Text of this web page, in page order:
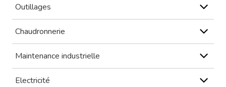
Outillages
Chaudronnerie
Maintenance industrielle
Electricité